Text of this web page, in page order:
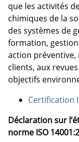
que les activités
chimiques de la
des systèmes de
formation,
action
clients, aux
objectifs
Certification
Déclaration sur
norme ISO